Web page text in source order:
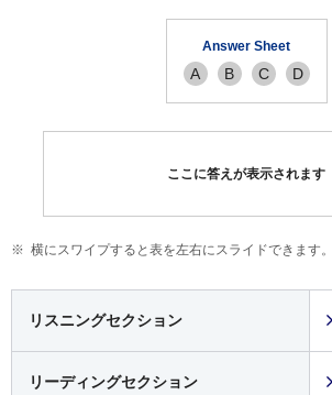
Answer Sheet
A B C D
ここに答えが表示されます
横にスワイプすると表を左右にスライドできます。
リスニングセクション
リーディングセクション